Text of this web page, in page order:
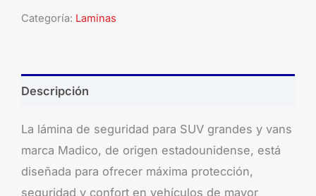
Categoría: Laminas
Descripción
La lámina de seguridad para SUV grandes y vans
marca Madico, de origen estadounidense, está
diseñada para ofrecer máxima protección,
seguridad y confort en vehículos de mayor